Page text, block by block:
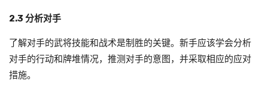
2.3 分析对手
了解对手的武将技能和战术是制胜的关键。新手应该学会分析
对手的行动和牌堆情况，推测对手的意图，并采取相应的应对
措施。